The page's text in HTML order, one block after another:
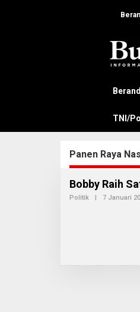
e
TNI/
Panen Raya
Bobby Raih
Politik | 7 Januari